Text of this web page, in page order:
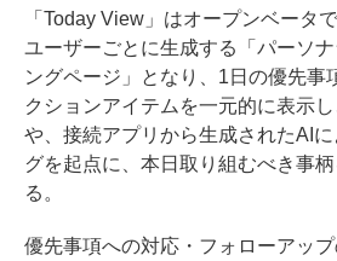
「Today View」はオープンベータ
ユーザーごとに生成する「パーソ
ングページ」となり、1日の優先事
クションアイテムを一元的に表示
や、接続アプリから生成されたAI
グを起点に、本日取り組むべき事
る。
優先事項への対応・フォローアッ